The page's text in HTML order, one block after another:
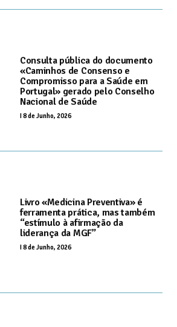
Consulta pública do documento
«Caminhos de Consenso e
Compromisso para a Saúde em
Portugal» gerado pelo Conselho
Nacional de Saúde
8 de Junho, 2026
Livro «Medicina Preventiva» é
ferramenta prática, mas também
“estímulo à afirmação da
liderança da MGF”
8 de Junho, 2026